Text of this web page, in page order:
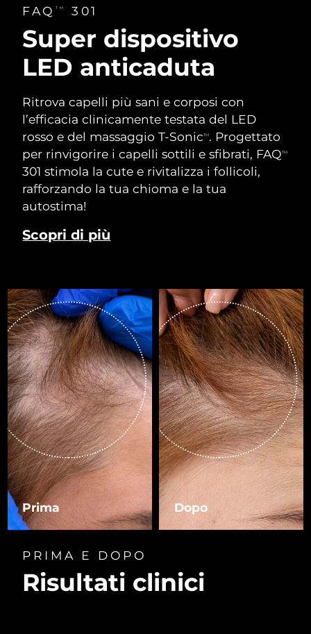
FAQ TM 301
Super dispositivo
LED anticaduta
Ritrova capelli più sani e corposi con
l’efficacia clinicamente testata del LED
rosso e del massaggio T-SonicTM. Progettato
per rinvigorire i capelli sottili e sfibrati, FAQTM
301 stimola la cute e rivitalizza i follicoli,
rafforzando la tua chioma e la tua
autostima!
Scopri di più
Prima Dopo
PRIMA E DOPO
Risultati clinici